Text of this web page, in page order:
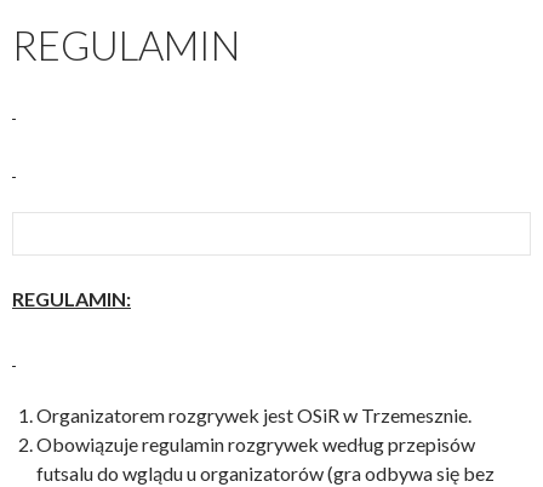
REGULAMIN
REGULAMIN:
Organizatorem rozgrywek jest OSiR w Trzemesznie.
Obowiązuje regulamin rozgrywek według przepisów
futsalu do wglądu u organizatorów (gra odbywa się bez